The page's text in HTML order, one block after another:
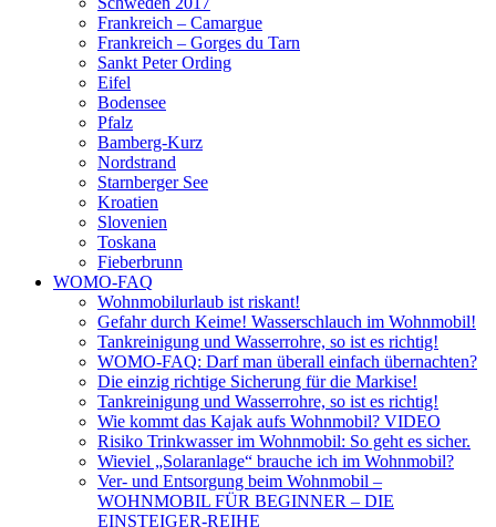
Frankreich – Camargue
Frankreich – Gorges du Tarn
Sankt Peter Ording
Eifel
Bodensee
Pfalz
Bamberg-Kurz
Nordstrand
Starnberger See
Kroatien
Slovenien
Toskana
Fieberbrunn
WOMO-FAQ
Wohnmobilurlaub ist riskant!
Gefahr durch Keime! Wasserschlauch im Wohnmobil!
Tankreinigung und Wasserrohre, so ist es richtig!
WOMO-FAQ: Darf man überall einfach übernachten?
Die einzig richtige Sicherung für die Markise!
Tankreinigung und Wasserrohre, so ist es richtig!
Wie kommt das Kajak aufs Wohnmobil? VIDEO
Risiko Trinkwasser im Wohnmobil: So geht es sicher.
Wieviel „Solaranlage“ brauche ich im Wohnmobil?
Ver- und Entsorgung beim Wohnmobil –
WOHNMOBIL FÜR BEGINNER – DIE
EINSTEIGER-REIHE